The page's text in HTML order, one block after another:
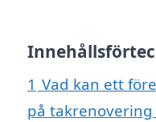
1 Vad kan ett
på